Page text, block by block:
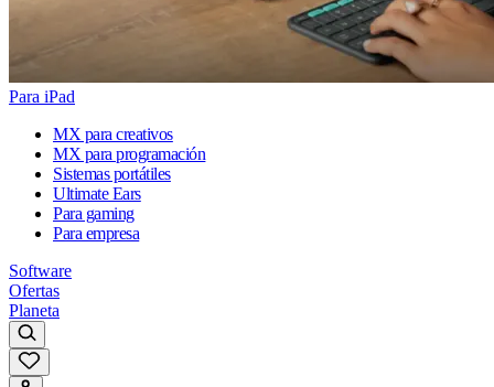
Para iPad
MX para creativos
MX para programación
Sistemas portátiles
Ultimate Ears
Para gaming
Para empresa
Software
Ofertas
Planeta